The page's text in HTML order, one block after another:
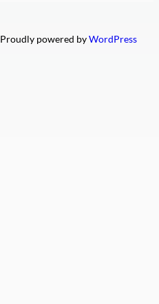
Proudly powered byWordPress